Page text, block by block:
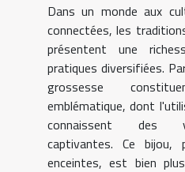
Dans un monde aux
connectées, les
présentent une
pratiques diversifiées.
grossesse
emblématique, dont
connaissent des
captivantes. Ce
enceintes, est bien